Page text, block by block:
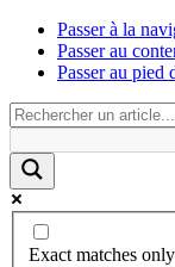
Passer à la
Passer au
Passer au pied
Exact matches only